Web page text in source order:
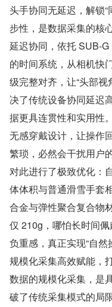
头手协同无延迟，解锁“
步性，是数据采集的核
延迟协同，依托 SUB-
的时间系统，从相机快
级完整对齐，让“头部视
决了传统设备协同延迟
据更具连贯性和实用性。
无感穿戴设计，让操作
繁琐，必然会干扰用户
对此进行了极致优化：
体体积与普通滑雪手套
合金与弹性聚合复合物
仅 210g，哪怕长时间
负重感，真正实现“自然
规模化采集高效赋能，
数据的规模化采集，是
破了传统采集模式的局